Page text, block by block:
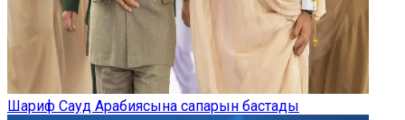
Шариф Сауд Арабиясына сапарын бастады